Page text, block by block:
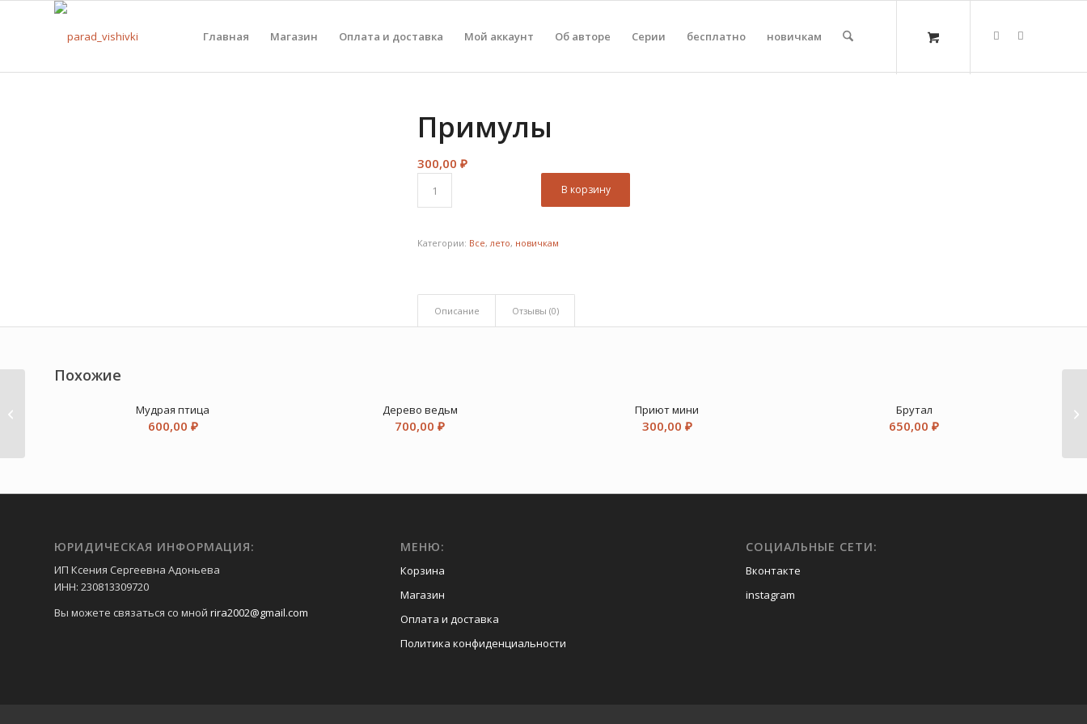
Главная Магазин Оплата и доставка Мой аккаунт Об авторе Серии бесплатно новичкам
Примулы
300,00₽
В корзину
Категории: Все,лето, новичкам
Описание Отзывы (0)
Похожие
Мудрая птица
600,00 ₽
Дерево ведьм
700,00₽
Приют мини
300,00 ₽
Брутал
650,00₽
ЮРИДИЧЕСКАЯ ИНФОРМАЦИЯ:
ИП Ксения Сергеевна Адоньева
ИНН: 230813309720
Вы можете связаться со мной rira2002@gmail.com
МЕНЮ:
Корзина
Магазин
Оплата и доставка
Политика конфиденциальности
СОЦИАЛЬНЫЕ СЕТИ:
Вконтакте
instagram